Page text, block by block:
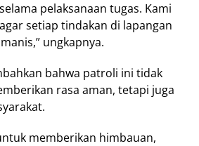
pelaksanaan tugas. Kami
setiap tindakan di lapangan
ungkapnya.
bahwa patroli ini tidak
rasa aman, tetapi juga
memberikan himbauan,